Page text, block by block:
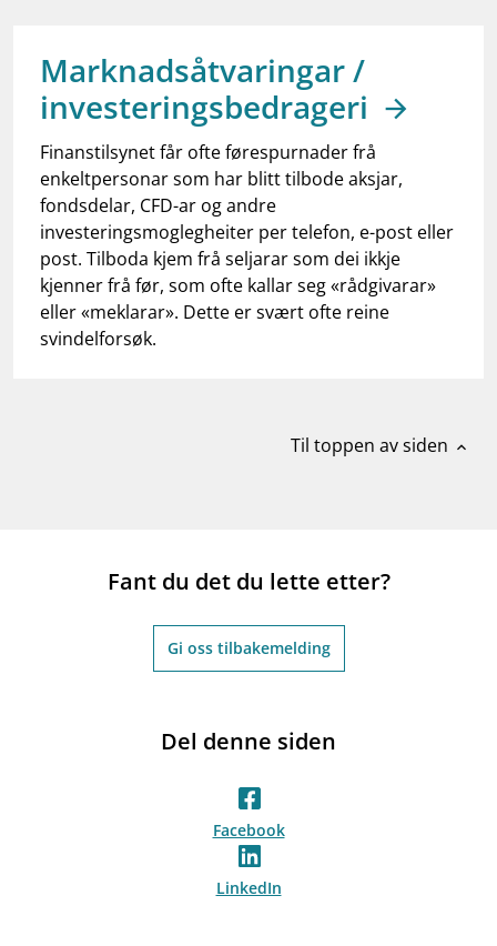
dashboardInformasjon for investorer
notifications_noneAbonner på nyhetsvarsel
Marknadsåtvaringar /
investeringsbedrageri
Finanstilsynet får ofte førespurnader frå
enkeltpersonar som har blitt tilbode aksjar,
fondsdelar, CFD-ar og andre
investeringsmoglegheiter per telefon, e-post eller
post. Tilboda kjem frå seljarar som dei ikkje
kjenner frå før, som ofte kallar seg «rådgivarar»
eller «meklarar». Dette er svært ofte reine
svindelforsøk.
Til toppen av siden expand_less
Fant du det du lette etter?
Gi oss tilbakemelding
Del denne siden
Facebook
LinkedIn